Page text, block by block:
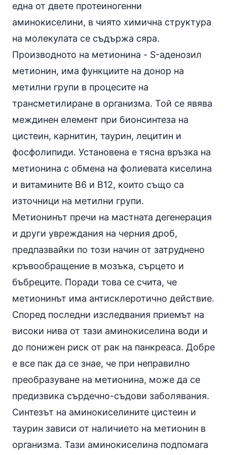
една от двете протеиногенни
аминокиселини, в чиято химична структура
на молекулата се съдържа сяра.
Производното на метионина - S-аденозил
метионин, има функциите на донор на
метилни групи в процесите на
трансметилиране в организма. Той се явява
междинен елемент при бионсинтеза на
цистеин, карнитин, таурин, лецитин и
фосфолипиди. Установена е тясна връзка на
метионина с обмена на фолиевата киселина
и витамините В6 и B12, които също са
източници на метилни групи.
Метионинът пречи на мастната дегенерация
и други увреждания на черния дроб,
предпазвайки по този начин от затруднено
кръвообращение в мозъка, сърцето и
бъбреците. Поради това се счита, че
метионинът има антисклеротично действие.
Според последни изследвания приемът на
високи нива от тази аминокиселина води и
до понижен риск от рак на панкреаса. Добре
е все пак да се знае, че при неправилно
преобразуване на метионина, може да се
предизвика сърдечно-съдови заболявания.
Синтезът на аминокиселините цистеин и
таурин зависи от наличието на метионин в
организма. Тази аминокиселина подпомага